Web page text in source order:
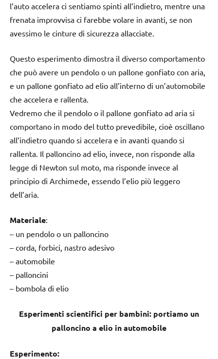
l’auto accelera ci sentiamo spinti all’indietro, mentre una
frenata improvvisa ci farebbe volare in avanti, se non
avessimo le cinture di sicurezza allacciate.
Questo esperimento dimostra il diverso comportamento
che può avere un pendolo o un pallone gonfiato con aria,
e un pallone gonfiato ad elio all’interno di un’automobile
che accelera e rallenta.
Vedremo che il pendolo o il pallone gonfiato ad aria si
comportano in modo del tutto prevedibile, cioè oscillano
all’indietro quando si accelera e in avanti quando si
rallenta. Il palloncino ad elio, invece, non risponde alla
legge di Newton sul moto, ma risponde invece al
principio di Archimede, essendo l’elio più leggero
dell’aria.
Materiale:
– un pendolo o un palloncino
– corda, forbici, nastro adesivo
– automobile
– palloncini
– bombola di elio
Esperimenti scientifici per bambini: portiamo un
palloncino a elio in automobile
Esperimento: